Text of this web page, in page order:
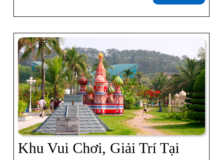
Cát
Bà
Giá
Rẻ
thêm
Khu Vui Chơi, Giải Trí Tại